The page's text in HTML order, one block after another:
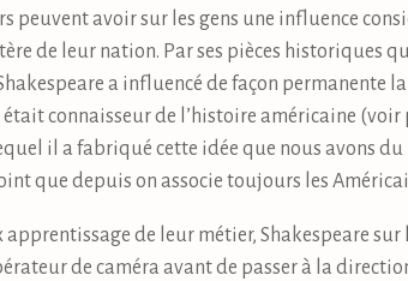
peuvent avoir sur les gens une influence
de leur nation. Par ses pièces historiques
a influencé de façon permanente
était connaisseur de l’histoire américaine (voir
il a fabriqué cette idée que nous avons du
que depuis on associe toujours les
de leur métier, Shakespeare
de caméra avant de passer à la